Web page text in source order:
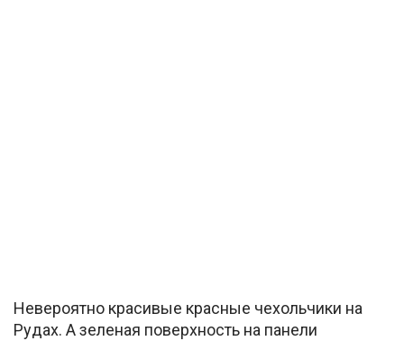
Невероятно красивые красные чехольчики на
Рудах. А зеленая поверхность на панели